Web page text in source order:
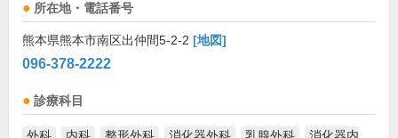
所在地・電話番号
熊本県熊本市南区出仲間5-2-2 [地図]
096-378-2222
診療科目